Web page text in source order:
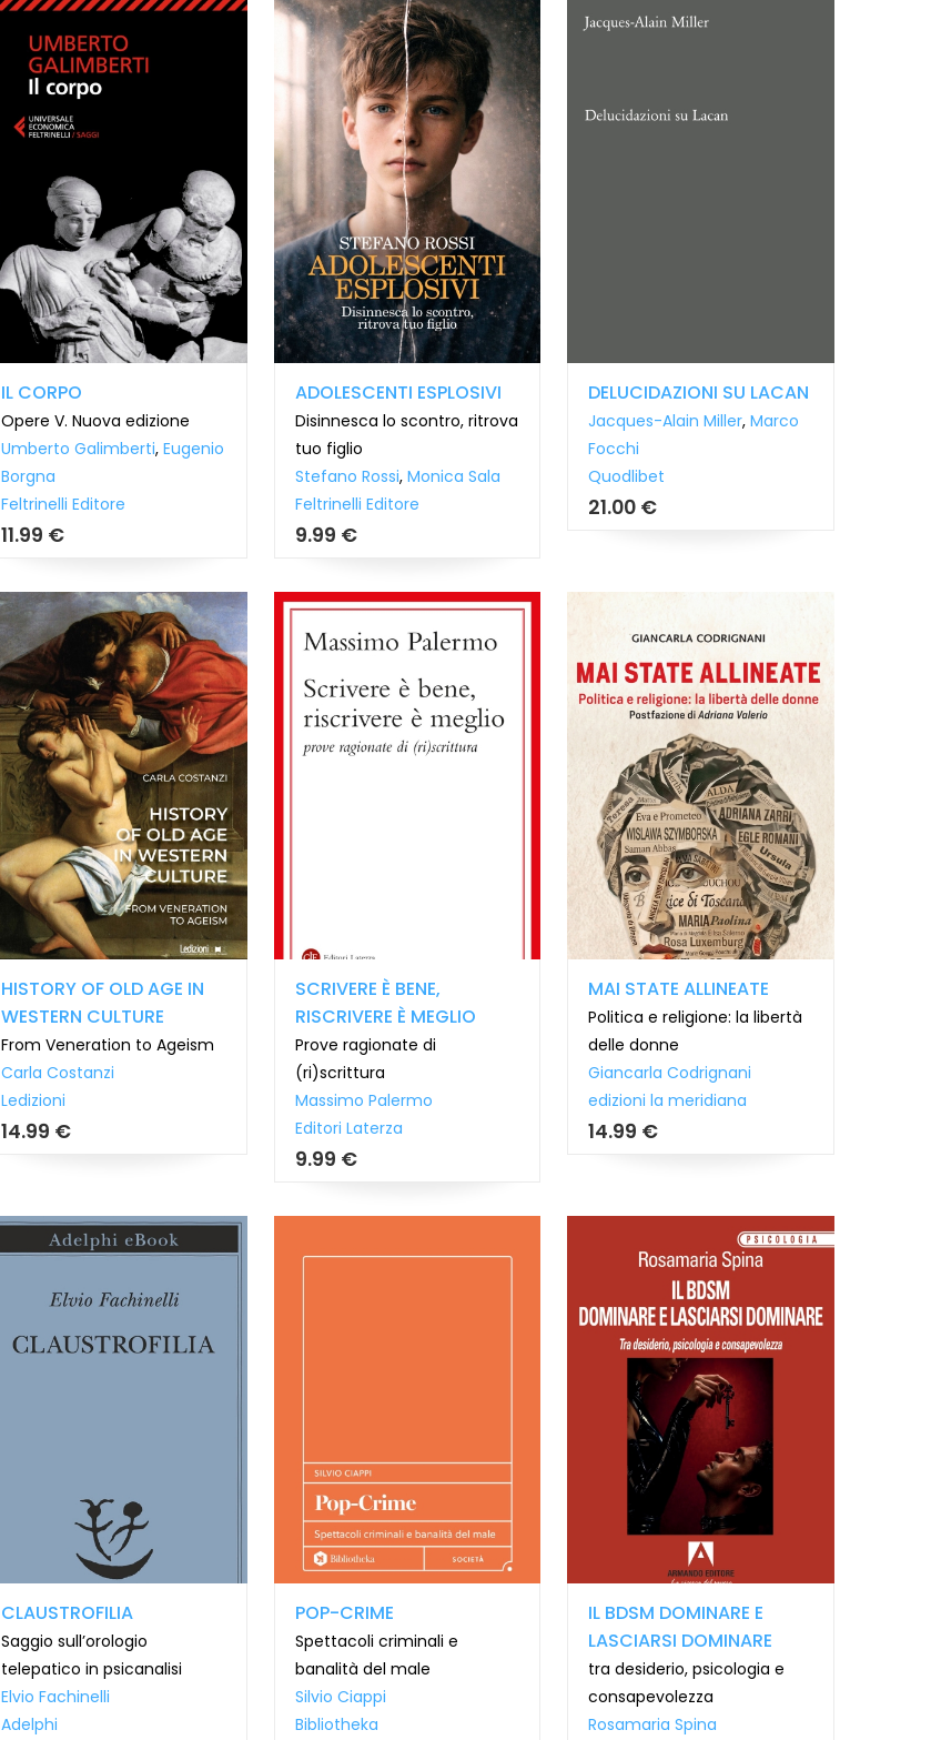
IL CORPO
Opere V. Nuova edizione
Umberto Galimberti, Eugenio
Borgna
Feltrinelli Editore
11.99 €
ADOLESCENTI ESPLOSIVI
Disinnesca lo scontro, ritrova
tuo figlio
Stefano Rossi, Monica Sala
Feltrinelli Editore
9.99 €
DELUCIDAZIONI SU LACAN
Jacques-Alain Miller,Marco
Focchi
Quodlibet
21.00 €
HISTORY OF OLD AGE IN
WESTERN CULTURE
From Veneration to Ageism
Carla Costanzi
Ledizioni
14.99 €
SCRIVERE È BENE,
RISCRIVERE È MEGLIO
Prove ragionate di
(ri)scrittura
Massimo Palermo
Editori Laterza
9.99 €
MAI STATE ALLINEATE
Politica e religione: la libertà
delle donne
Giancarla Codrignani
edizioni la meridiana
14.99 €
CLAUSTROFILIA
Saggio sull’orologio
telepatico in psicanalisi
Elvio Fachinelli
Adelphi
POP-CRIME
Spettacoli criminali e
banalità del male
Silvio Ciappi
Bibliotheka
IL BDSM DOMINARE E
LASCIARSI DOMINARE
tra desiderio, psicologia e
consapevolezza
Rosamaria Spina